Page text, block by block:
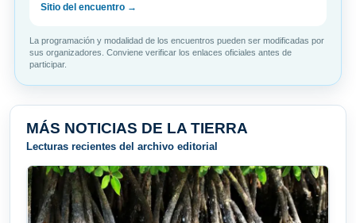
Sitio del encuentro →
La programación y modalidad de los encuentros pueden ser modificadas por
sus organizadores. Conviene verificar los enlaces oficiales antes de
participar.
MÁS NOTICIAS DE LA TIERRA
Lecturas recientes del archivo editorial